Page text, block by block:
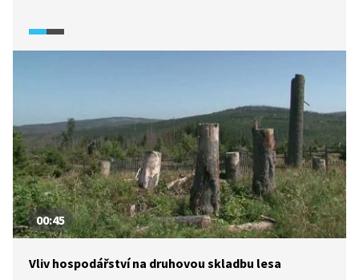
nově vysázených lesů je výrazně bohatší.
00:45
Vliv hospodářství na druhovou skladbu lesa